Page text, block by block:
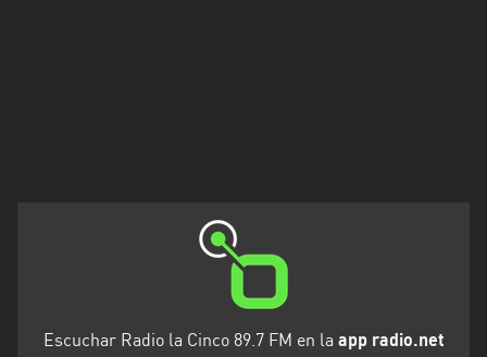
Escuchar Radio la Cinco 89.7 FM en la app radio.net